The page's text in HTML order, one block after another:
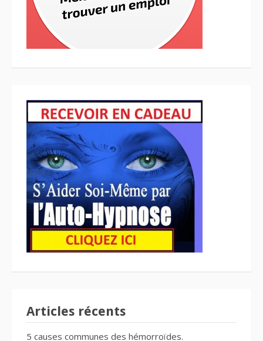
Articles récents
5 causes communes des hémorroïdes.